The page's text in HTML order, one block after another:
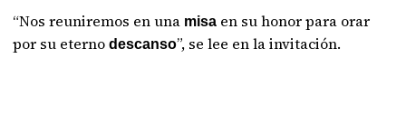
“Nos reuniremos en una misa en su honor para orar
por su eternodescanso”, se lee en la invitación.